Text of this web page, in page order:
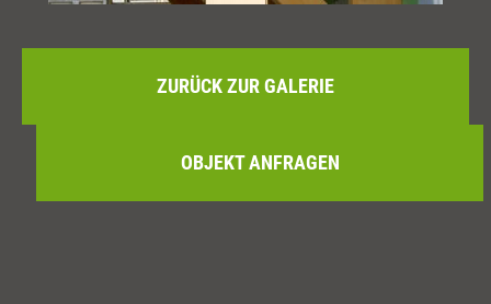
ZURÜCK ZUR GALERIE
OBJEKT ANFRAGEN